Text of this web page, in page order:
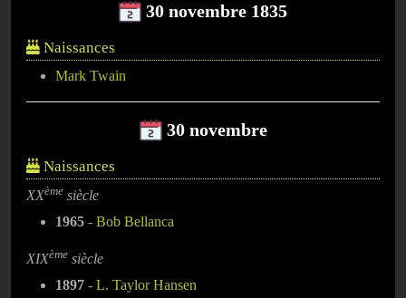
30 novembre 1835
Naissances
Mark Twain
30 novembre
Naissances
XXème siècle
1965 - Bob Bellanca
XIXème siècle
1897 - L. Taylor Hansen